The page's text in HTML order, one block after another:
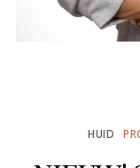
HUID